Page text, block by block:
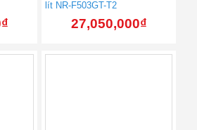
₫
lít NR-F503GT-T2
27,050,000₫